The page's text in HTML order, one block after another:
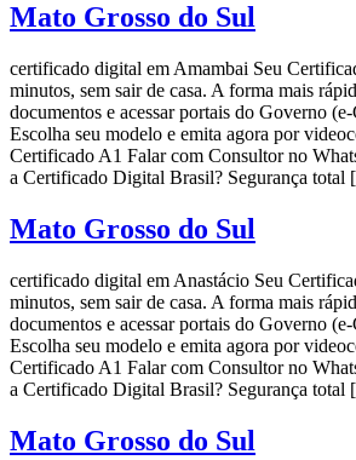
Mato Grosso do Sul
certificado digital em Amambai Seu
minutos, sem sair de casa. A forma mais
documentos e acessar portais do Governo
Escolha seu modelo e emita agora por
Certificado A1 Falar com Consultor no
a Certificado Digital Brasil? Segurança
Mato Grosso do Sul
certificado digital em Anastácio Seu
minutos, sem sair de casa. A forma mais
documentos e acessar portais do Governo
Escolha seu modelo e emita agora por
Certificado A1 Falar com Consultor no
a Certificado Digital Brasil? Segurança
Mato Grosso do Sul